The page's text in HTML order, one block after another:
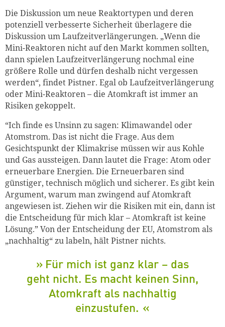
Die Diskussion um neue Reaktortypen und deren
potenziell verbesserte Sicherheit überlagere die
Diskussion um Laufzeitverlängerungen. „Wenn die
Mini-Reaktoren nicht auf den Markt kommen sollten,
dann spielen Laufzeitverlängerung nochmal eine
größere Rolle und dürfen deshalb nicht vergessen
werden“, findet Pistner. Egal ob Laufzeitverlängerung
oder Mini-Reaktoren – die Atomkraft ist immer an
Risiken gekoppelt.
“Ich finde es Unsinn zu sagen: Klimawandel oder
Atomstrom. Das ist nicht die Frage. Aus dem
Gesichtspunkt der Klimakrise müssen wir aus Kohle
und Gas aussteigen. Dann lautet die Frage: Atom oder
erneuerbare Energien. Die Erneuerbaren sind
günstiger, technisch möglich und sicherer. Es gibt kein
Argument, warum man zwingend auf Atomkraft
angewiesen ist. Ziehen wir die Risiken mit ein, dann ist
die Entscheidung für mich klar – Atomkraft ist keine
Lösung.” Von der Entscheidung der EU, Atomstrom als
„nachhaltig“ zu labeln, hält Pistner nichts.
Für mich ist ganz klar – das
geht nicht. Es macht keinen Sinn,
Atomkraft als nachhaltig
einzustufen.